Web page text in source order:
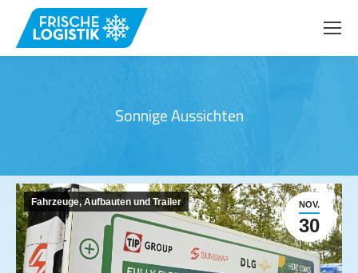
Sonnige Aussichten
NOV.
30
Fahrzeuge, Aufbauten und Trailer